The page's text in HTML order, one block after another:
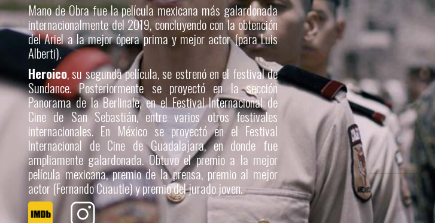
Mano de Obra fue la película mexicana más galardonada
internacionalmente del 2019, concluyendo con la obtención
del Ariel a la mejor ópera prima y mejor actor (para Luis
Alberti).
Heroico, su segunda película, se estrenó en el festival de
Sundance. Posteriormente se proyectó en la sección
Panorama de la Berlinale, en el Festival Internacional de
Cine de San Sebastián, entre varios otros festivales
internacionales. En México se proyectó en el Festival
Internacional de Cine de Guadalajara, en donde fue
ampliamente galardonada. Obtuvo el premio a la mejor
película mexicana, premio de la prensa, premio al mejor
actor (Fernando Cuautle) y premio del jurado joven.